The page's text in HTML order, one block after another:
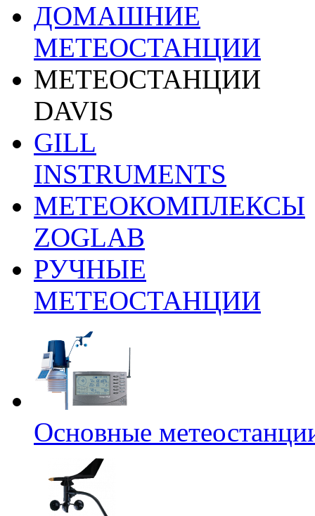
ДОМАШНИЕ
МЕТЕОСТАНЦИИ
МЕТЕОСТАНЦИИ
DAVIS
GILL
INSTRUMENTS
МЕТЕОКОМПЛЕКСЫ
ZOGLAB
РУЧНЫЕ
МЕТЕОСТАНЦИИ
Основные